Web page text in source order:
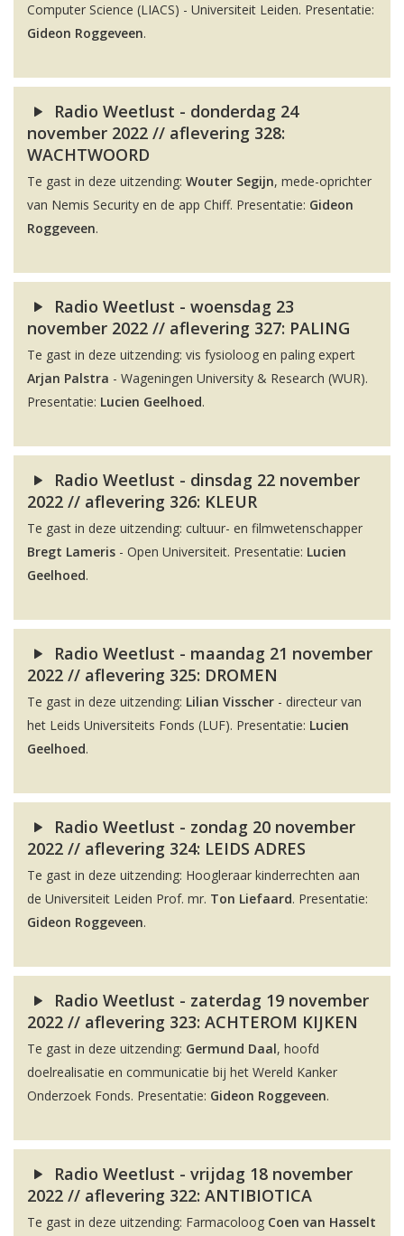
Computer Science (LIACS) - Universiteit Leiden. Presentatie:
Gideon Roggeveen.
Radio Weetlust - donderdag 24
november 2022 // aflevering 328:
WACHTWOORD
Te gast in deze uitzending: Wouter Segijn, mede-oprichter
van Nemis Security en de app Chiff. Presentatie: Gideon
Roggeveen.
Radio Weetlust - woensdag 23
november 2022 // aflevering 327: PALING
Te gast in deze uitzending: vis fysioloog en paling expert
Arjan Palstra - Wageningen University & Research (WUR).
Presentatie: Lucien Geelhoed.
Radio Weetlust - dinsdag 22 november
2022 // aflevering 326: KLEUR
Te gast in deze uitzending: cultuur- en filmwetenschapper
Bregt Lameris - Open Universiteit. Presentatie: Lucien
Geelhoed.
Radio Weetlust - maandag 21 november
2022 // aflevering 325: DROMEN
Te gast in deze uitzending: Lilian Visscher - directeur van
het Leids Universiteits Fonds (LUF). Presentatie: Lucien
Geelhoed.
Radio Weetlust - zondag 20 november
2022 // aflevering 324: LEIDS ADRES
Te gast in deze uitzending: Hoogleraar kinderrechten aan
de Universiteit Leiden Prof. mr. Ton Liefaard. Presentatie:
Gideon Roggeveen.
Radio Weetlust - zaterdag 19 november
2022 // aflevering 323: ACHTEROM KIJKEN
Te gast in deze uitzending: Germund Daal, hoofd
doelrealisatie en communicatie bij het Wereld Kanker
Onderzoek Fonds. Presentatie: Gideon Roggeveen.
Radio Weetlust - vrijdag 18 november
2022 // aflevering 322: ANTIBIOTICA
Te gast in deze uitzending: Farmacoloog Coen van Hasselt